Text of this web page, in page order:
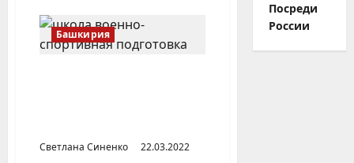
живет
деревенский
учитель
(Нижегородская
Башкирия
Светлана Синенко
22.03.2022
Посреди
России